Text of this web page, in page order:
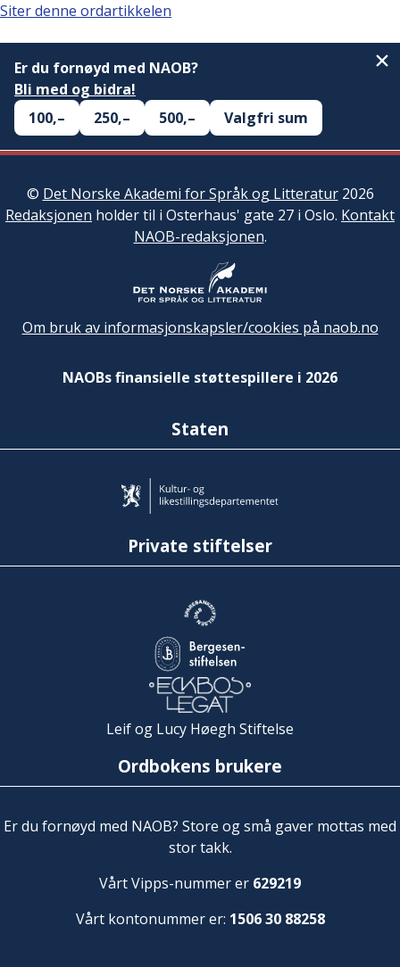
Siter denne ordartikkelen
Er du fornøyd med NAOB?
Bli med og bidra!
100,–
250,– 500,– Valgfri sum
© Det Norske Akademi for Språk og Litteratur2026
Redaksjonen holder til i Osterhaus' gate 27 i Oslo. Kontakt
NAOB-redaksjonen.
Om bruk av informasjonskapsler/cookies på naob.no
NAOBs finansielle støttespillere i 2026
Staten
Private stiftelser
Leif og Lucy Høegh Stiftelse
Ordbokens brukere
Er du fornøyd med NAOB? Store og små gaver mottas med
stor takk.
Vårt Vipps-nummer er 629219
Vårt kontonummer er: 1506 30 88258